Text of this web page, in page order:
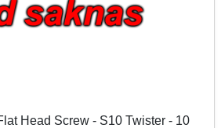
Head Screw - S10 Twister - 10